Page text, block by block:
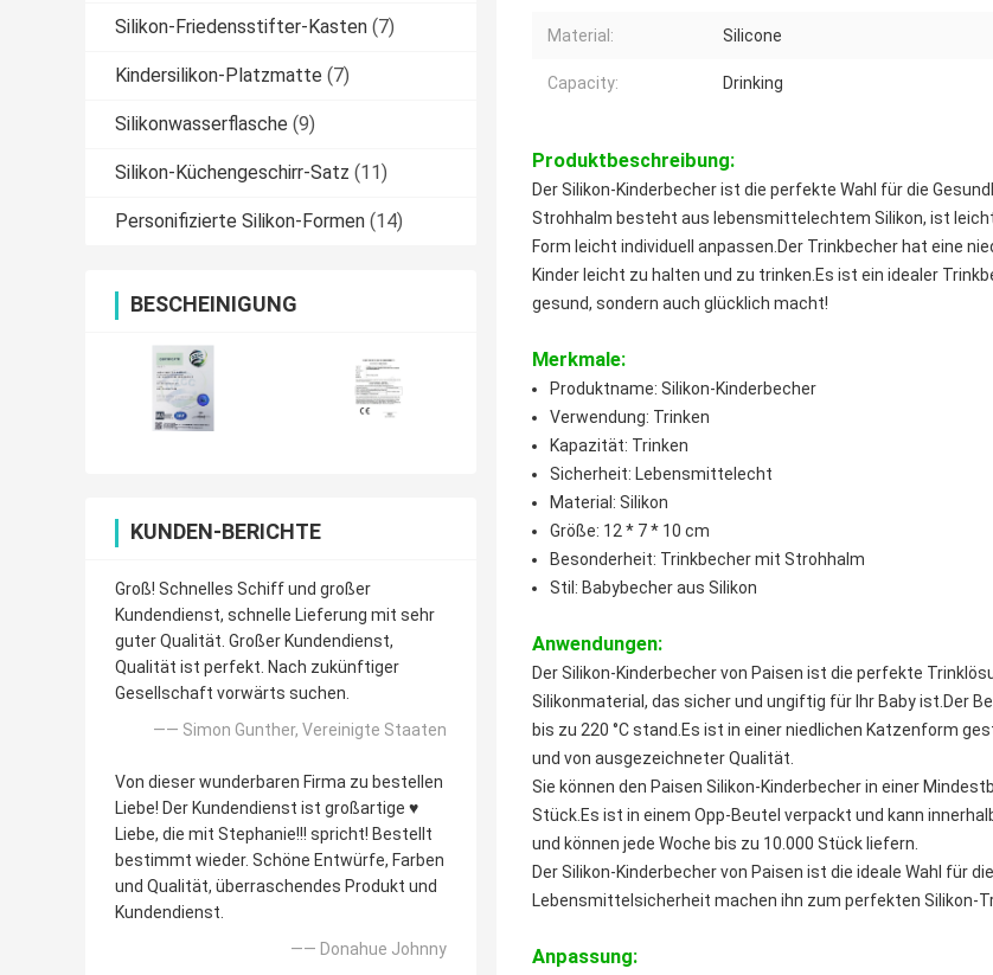
Silikon-Friedensstifter-Kasten (7)
Kindersilikon-Platzmatte (7)
Silikonwasserflasche (9)
Silikon-Küchengeschirr-Satz (11)
Personifizierte Silikon-Formen (14)
BESCHEINIGUNG
KUNDEN-BERICHTE
Groß! Schnelles Schiff und großer
Kundendienst, schnelle Lieferung mit sehr
guter Qualität. Großer Kundendienst,
Qualität ist perfekt. Nach zukünftiger
Gesellschaft vorwärts suchen.
—— Simon Gunther, Vereinigte Staaten
Von dieser wunderbaren Firma zu bestellen
Liebe! Der Kundendienst ist großartige ♥️
Liebe, die mit Stephanie!!! spricht! Bestellt
bestimmt wieder. Schöne Entwürfe, Farben
und Qualität, überraschendes Produkt und
Kundendienst.
—— Donahue Johnny
Material: Silicone
Capacity: Drinking
Produktbeschreibung:
Der Silikon-Kinderbecher ist die perfekte Wahl für die
Strohhalm besteht aus lebensmittelechtem Silikon, ist
Form leicht individuell anpassen.Der Trinkbecher hat eine
Kinder leicht zu halten und zu trinken.Es ist ein idealer
gesund, sondern auch glücklich macht!
Merkmale:
Produktname: Silikon-Kinderbecher
Verwendung: Trinken
Kapazität: Trinken
Sicherheit: Lebensmittelecht
Material: Silikon
Größe: 12 * 7 * 10 cm
Besonderheit: Trinkbecher mit Strohhalm
Stil: Babybecher aus Silikon
Anwendungen:
Der Silikon-Kinderbecher von Paisen ist die perfekte
Silikonmaterial, das sicher und ungiftig für Ihr Baby ist.Der
bis zu 220 °C stand.Es ist in einer niedlichen Katzenform
und von ausgezeichneter Qualität.
Sie können den Paisen Silikon-Kinderbecher in einer
Stück.Es ist in einem Opp-Beutel verpackt und kann
und können jede Woche bis zu 10.000 Stück liefern.
Der Silikon-Kinderbecher von Paisen ist die ideale Wahl für
Lebensmittelsicherheit machen ihn zum perfekten Silikon-
Anpassung: